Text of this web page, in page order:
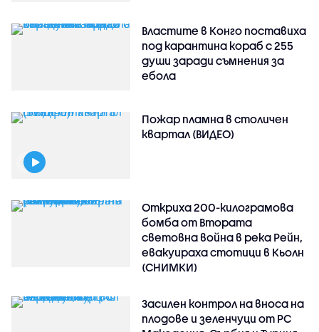
Властите в Конго поставиха
под карантина кораб с 255
души заради съмнения за
ебола
Пожар пламна в столичен
квартал (ВИДЕО)
Откриха 200-килограмова
бомба от Втората
световна война в река Рейн,
евакуираха стотици в Кьолн
(СНИМКИ)
Засилен контрол на вноса на
плодове и зеленчуци от РС